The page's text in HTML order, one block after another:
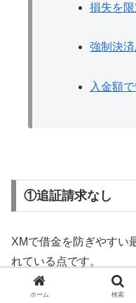
損失を
強制決済
入金額
①追証請求なし
XMで借金を防ぎやすい
れている点です。
ホーム 検索